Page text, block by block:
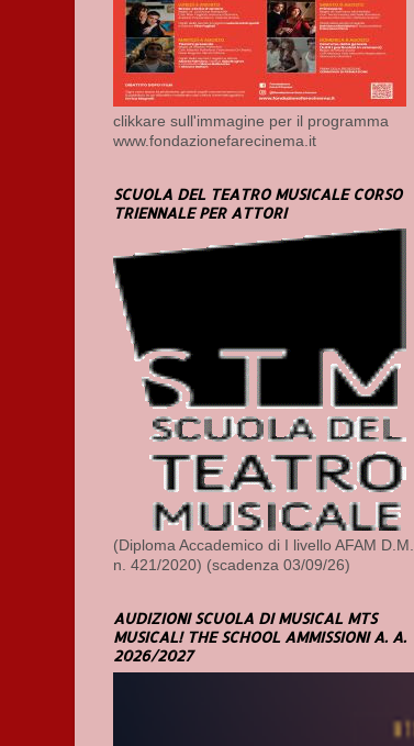
clikkare sull'immagine per il programma
www.fondazionefarecinema.it
SCUOLA DEL TEATRO MUSICALE CORSO
TRIENNALE PER ATTORI
(Diploma Accademico di I livello AFAM D.M.
n. 421/2020) (scadenza 03/09/26)
AUDIZIONI SCUOLA DI MUSICAL MTS
MUSICAL! THE SCHOOL AMMISSIONI A. A.
2026/2027